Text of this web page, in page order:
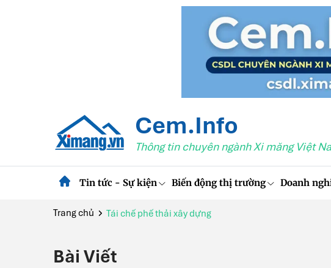
Cem.Info
Thông tin chuyên ngành Xi măng Việt
Tin tức - Sự kiện Biến động thị trường Doanh
Trang chủ Tái chế phế thải xây dựng
Bài Viết